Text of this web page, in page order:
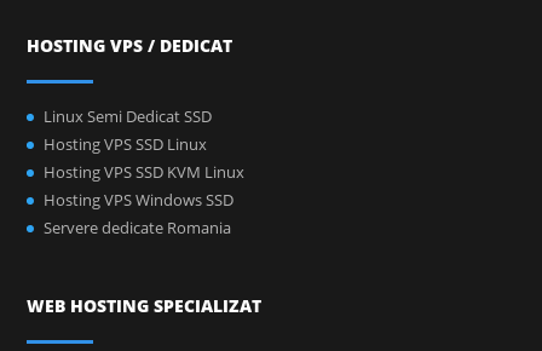
HOSTING VPS / DEDICAT
Linux Semi Dedicat SSD
Hosting VPS SSD Linux
Hosting VPS SSD KVM Linux
Hosting VPS Windows SSD
Servere dedicate Romania
WEB HOSTING SPECIALIZAT